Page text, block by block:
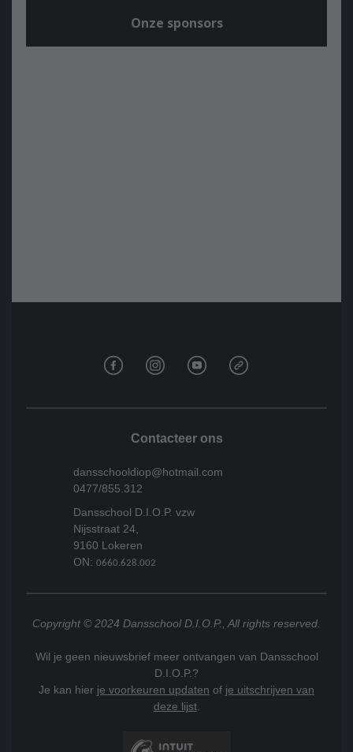
Onze sponsors
Contacteer ons
dansschooldiop@hotmail.com
0477/855.312
Dansschool D.I.O.P. vzw
Nijsstraat 24,
9160 Lokeren
ON: 0660.628.002
Copyright © 2024 Dansschool D.I.O.P., All rights reserved.
Wil je geen nieuwsbrief meer ontvangen van Dansschool
D.I.O.P.?
Je kan hier je voorkeuren updaten of je uitschrijven van
deze lijst.